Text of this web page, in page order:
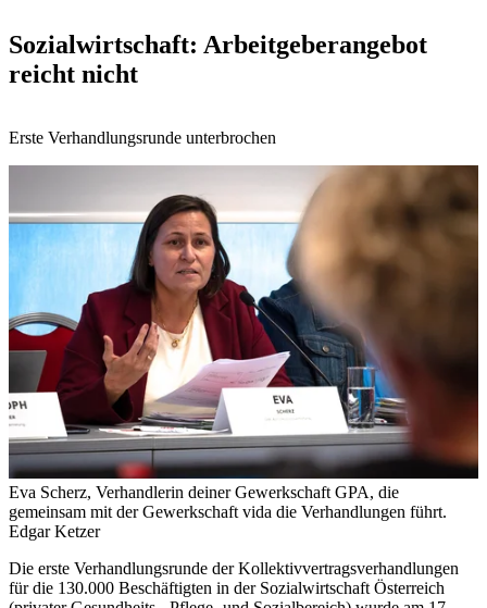
Sozialwirtschaft: Arbeitgeberangebot
reicht nicht
Erste Verhandlungsrunde unterbrochen
Eva Scherz, Verhandlerin deiner Gewerkschaft GPA, die
gemeinsam mit der Gewerkschaft vida die Verhandlungen führt.
Edgar Ketzer
Die erste Verhandlungsrunde der Kollektivvertragsverhandlungen
für die 130.000 Beschäftigten in der Sozialwirtschaft Österreich